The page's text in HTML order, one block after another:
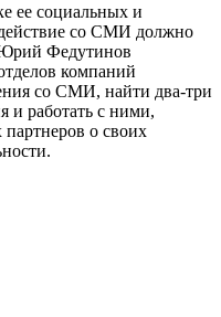
ее социальных и
со СМИ должно
Юрий Федутинов
компаний
со СМИ, найти два-три
работать с ними,
о своих